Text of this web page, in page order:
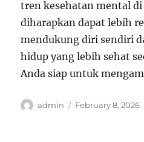
tren kesehatan mental
diharapkan dapat lebih
mendukung diri sendiri
hidup yang lebih sehat
Anda siap untuk
Author
admin
Posted
February 8, 2026